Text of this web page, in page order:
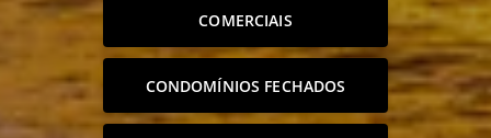
COMERCIAIS
CONDOMÍNIOS FECHADOS